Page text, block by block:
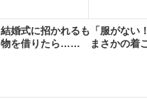
結婚式に招かれるも「服がない
物を借りたら…… まさかの着